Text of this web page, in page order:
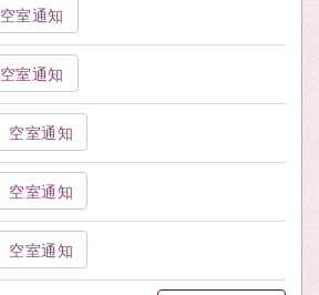
空室通知
空室通知
空室通知
空室通知
空室通知